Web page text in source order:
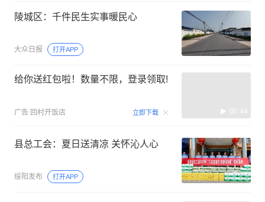
陵城区：千件民生实事暖民心
大众日报 打开APP
给你送红包啦！数量不限，登录领取!
广告 回村开饭店 立即下载 00:44
县总工会：夏日送清凉 关怀沁人心
绥阳发布 打开APP